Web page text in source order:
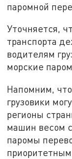
паромной
Уточняется,
транспорта
водителям
морские
Напомним,
грузовики
регионы
машин весом
паромы